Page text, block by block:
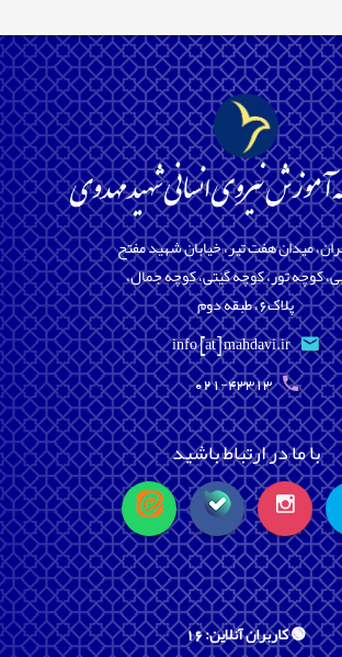
میدان هفت تیر، خیابان شهید مفتح
کوچه تور، کوچه گیتی، کوچه جمال،
پلاک6، طبقه دوم
info [at] mahdavi.ir
021-43313
با ما در ارتباط باشید
🟢 کاربران آنلاین: 16